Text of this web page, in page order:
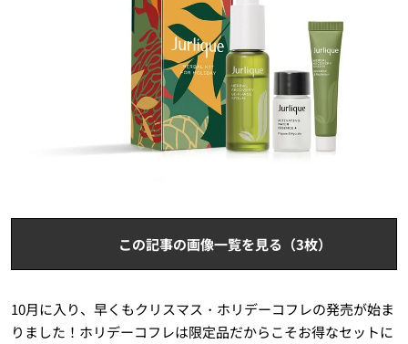
この記事の画像一覧を見る（3枚）
10月に入り、早くもクリスマス・ホリデーコフレの発売が始ま
りました！ホリデーコフレは限定品だからこそお得なセットに